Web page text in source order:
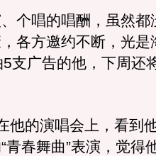
唱的唱酬，虽然都
各方邀约不断，光是
支广告的他，下周还
的演唱会上，看到
青春舞曲”表演，觉得